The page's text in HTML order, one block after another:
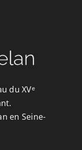
du XVᵉ
en Seine-